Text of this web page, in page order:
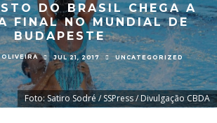
DO BRASIL CHEGA A
FINAL NO MUNDIAL DE
BUDAPESTE
OLIVEIRA JUL 21, 2017 UNCATEGORIZED
Foto: Satiro Sodré / SSPress / Divulgação CBDA